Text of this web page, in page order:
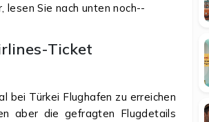
lesen Sie nach unten noch--
Ticket
bei Türkei Flughafen zu erreichen
aber die gefragten Flugdetails